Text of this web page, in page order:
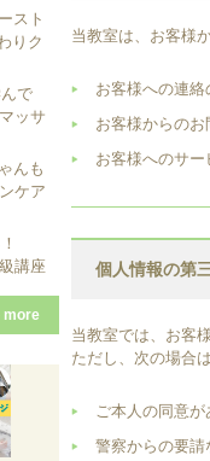
当教室は、お客様
お客様への連絡
お客様からの
お客様へのサ
個人情報の第
当教室では、お客
ただし、次の場合
ご本人の同意が
警察からの要請
スト
りク
で
ッサ
んも
ケア
講座
more